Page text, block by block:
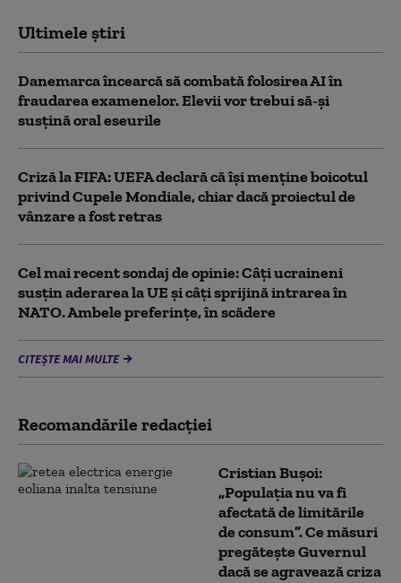
Ultimele știri
Danemarca încearcă să combată folosirea AI în
fraudarea examenelor. Elevii vor trebui să-şi
susţină oral eseurile
Criză la FIFA: UEFA declară că îşi menţine boicotul
privind Cupele Mondiale, chiar dacă proiectul de
vânzare a fost retras
Cel mai recent sondaj de opinie: Câți ucraineni
susțin aderarea la UE și câți sprijină intrarea în
NATO. Ambele preferințe, în scădere
CITEȘTE MAI MULTE
Recomandările redacţiei
Cristian Bușoi:
„Populația nu va fi
afectată de limitările
de consum”. Ce măsuri
pregătește Guvernul
dacă se agravează criza